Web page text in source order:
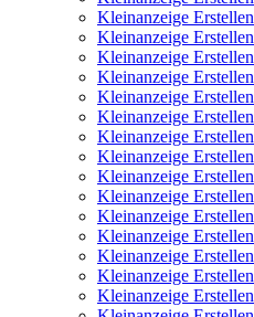
Kleinanzeige Erstellen
Kleinanzeige Erstellen
Kleinanzeige Erstellen
Kleinanzeige Erstellen
Kleinanzeige Erstellen
Kleinanzeige Erstellen
Kleinanzeige Erstellen
Kleinanzeige Erstellen
Kleinanzeige Erstellen
Kleinanzeige Erstellen
Kleinanzeige Erstellen
Kleinanzeige Erstellen
Kleinanzeige Erstellen
Kleinanzeige Erstellen
Kleinanzeige Erstellen